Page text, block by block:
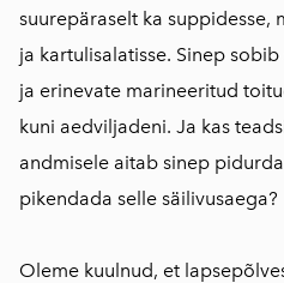
suurepäraselt ka suppidesse,
ja kartulisalatisse. Sinep
ja erinevate marineeritud
kuni aedviljadeni. Ja kas
andmisele aitab sinep
pikendada selle säilivusaega?
Oleme kuulnud, et